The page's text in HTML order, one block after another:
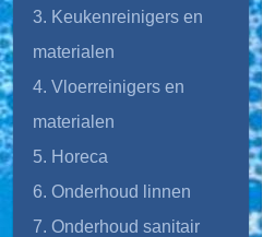
3. Keukenreinigers en
materialen
4. Vloerreinigers en
materialen
5. Horeca
6. Onderhoud linnen
7. Onderhoud sanitair